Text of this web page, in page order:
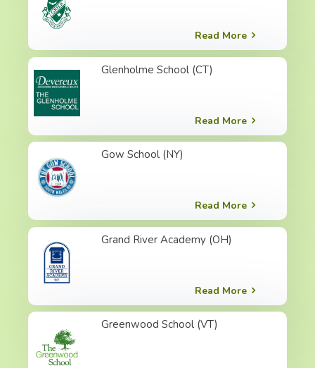
Read More
Glenholme School (CT)
Read More
Gow School (NY)
Read More
Grand River Academy (OH)
Read More
Greenwood School (VT)